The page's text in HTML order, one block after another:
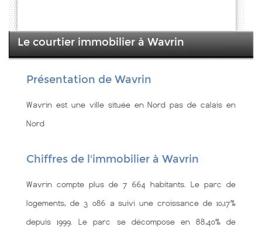
Le courtier immobilier à Wavrin
Présentation de Wavrin
Wavrin est une ville située en Nord pas de calais en
Nord
Chiffres de l'immobilier à Wavrin
Wavrin compte plus de 7 664 habitants. Le parc de
logements, de 3 086 a suivi une croissance de 10,17%
depuis 1999. Le parc se décompose en 88,40% de